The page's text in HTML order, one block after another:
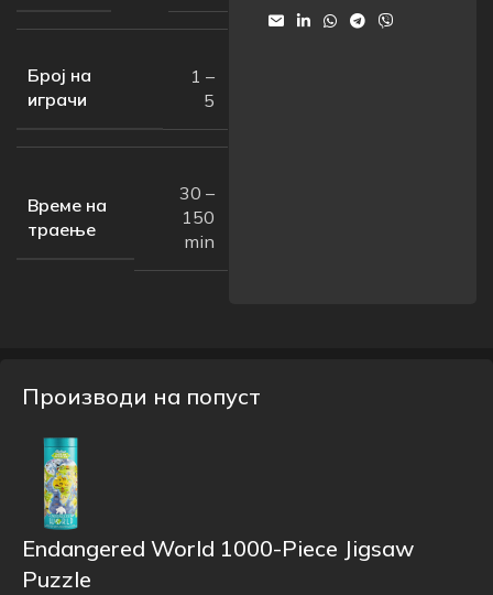
Број на
играчи
1 –
5
Време на
траење
30 –
150
min
Производи на попуст
Endangered World 1000-Piece Jigsaw
Puzzle